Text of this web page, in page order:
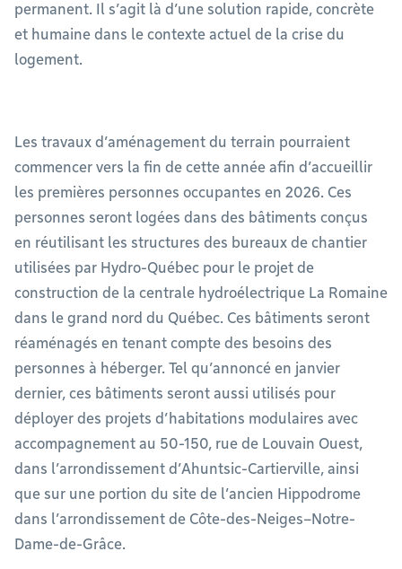
permanent. Il s’agit là d’une solution rapide, concrète
et humaine dans le contexte actuel de la crise du
logement.
Les travaux d’aménagement du terrain pourraient
commencer vers la fin de cette année afin d’accueillir
les premières personnes occupantes en 2026. Ces
personnes seront logées dans des bâtiments conçus
en réutilisant les structures des bureaux de chantier
utilisées par Hydro-Québec pour le projet de
construction de la centrale hydroélectrique La Romaine
dans le grand nord du Québec. Ces bâtiments seront
réaménagés en tenant compte des besoins des
personnes à héberger. Tel qu’annoncé en janvier
dernier, ces bâtiments seront aussi utilisés pour
déployer des projets d’habitations modulaires avec
accompagnement au 50-150, rue de Louvain Ouest,
dans l’arrondissement d’Ahuntsic-Cartierville, ainsi
que sur une portion du site de l’ancien Hippodrome
dans l’arrondissement de Côte-des-Neiges–Notre-
Dame-de-Grâce.